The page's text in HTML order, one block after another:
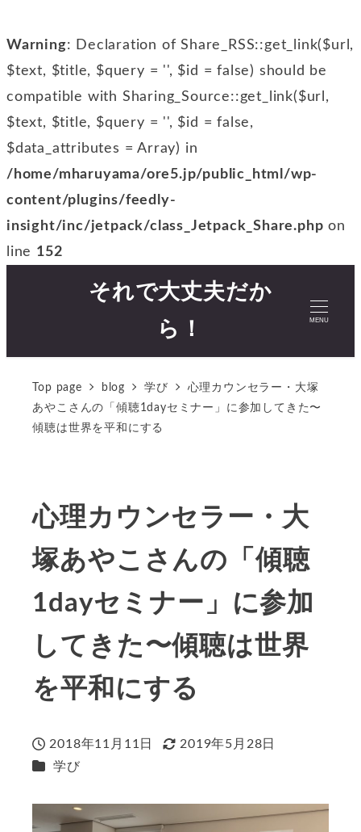
Warning: Declaration of Share_RSS::get_link($url,
$text, $title, $query = '', $id = false) should be
compatible with Sharing_Source::get_link($url,
$text, $title, $query = '', $id = false,
$data_attributes = Array) in
/home/mharuyama/ore5.jp/public_html/wp-
content/plugins/feedly-
insight/inc/jetpack/class_Jetpack_Share.php on
line 152
それで大丈夫だか
ら！
MENU
Top page blog 学び
心理カウンセラー・大塚
あやこさんの「傾聴1dayセミナー」に参加してきた〜
傾聴は世界を平和にする
心理カウンセラー・大
塚あやこさんの「傾聴
1dayセミナー」に参加
してきた〜傾聴は世界
を平和にする
投稿日
2018年11月11日
更新日
2019年5月28日
カテゴリー
学び